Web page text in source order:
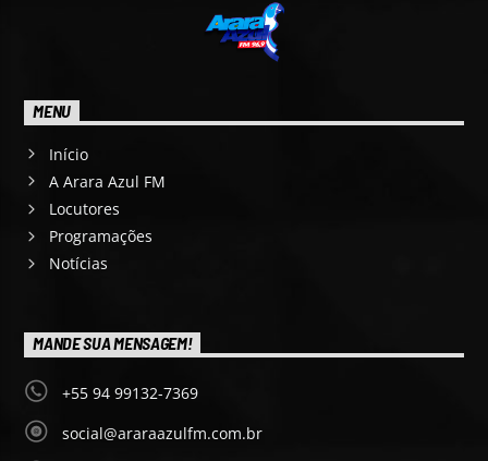
MENU
Início
A Arara Azul FM
Locutores
Programações
Notícias
MANDE SUA MENSAGEM!
+55 94 99132-7369
social@araraazulfm.com.br